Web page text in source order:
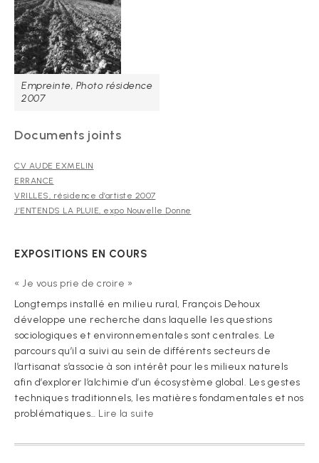
Empreinte, Photo résidence
2007
Documents joints
CV AUDE EXMELIN
ERRANCE
VRILLES, résidence d’artiste 2007
J’ENTENDS LA PLUIE, expo Nouvelle Donne
EXPOSITIONS EN COURS
« Je vous prie de croire »
Longtemps installé en milieu rural, François Dehoux
développe une recherche dans laquelle les questions
sociologiques et environnementales sont centrales. Le
parcours qu’il a suivi au sein de différents secteurs de
l’artisanat s’associe à son intérêt pour les milieux naturels
afin d’explorer l’alchimie d’un écosystème global. Les gestes
techniques traditionnels, les matières fondamentales et nos
problématiques… Lire la suite
vous